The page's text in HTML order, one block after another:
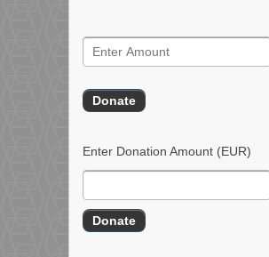
Enter Donation Amount (EUR)